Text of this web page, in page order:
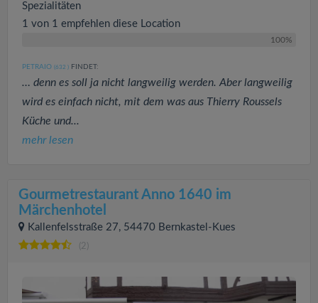
Spezialitäten
1 von 1 empfehlen diese Location
100%
PETRAIO (632 ) FINDET:
… denn es soll ja nicht langweilig werden. Aber langweilig
wird es einfach nicht, mit dem was aus Thierry Roussels
Küche und...
mehr lesen
Gourmetrestaurant Anno 1640 im
Märchenhotel
Kallenfelsstraße 27, 54470 Bernkastel-Kues
(2)